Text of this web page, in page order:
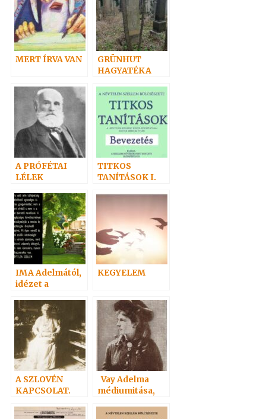
MERT ÍRVA VAN
GRÜNHUT
HAGYATÉKA
A PRÓFÉTAI
LÉLEK
TITKOS
TANÍTÁSOK I.
IMA Adelmától,
idézet a
Szellemtől 1.
KEGYELEM
A SZLOVÉN
KAPCSOLAT.
Vay Adelma
médiumitása,